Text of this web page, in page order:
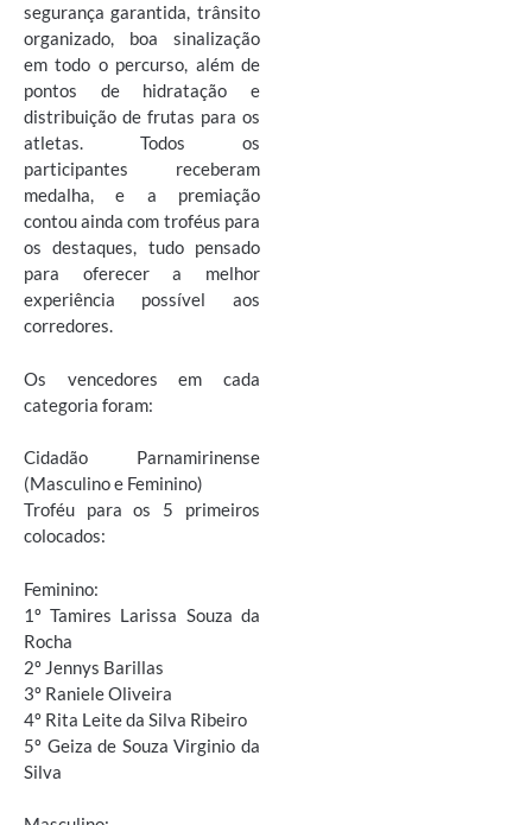
segurança garantida, trânsito
organizado, boa sinalização
em todo o percurso, além de
pontos de hidratação e
distribuição de frutas para os
atletas. Todos os
participantes receberam
medalha, e a premiação
contou ainda com troféus para
os destaques, tudo pensado
para oferecer a melhor
experiência possível aos
corredores.
Os vencedores em cada
categoria foram:
Cidadão Parnamirinense
(Masculino e Feminino)
Troféu para os 5 primeiros
colocados:
Feminino:
1º Tamires Larissa Souza da
Rocha
2º Jennys Barillas
3º Raniele Oliveira
4º Rita Leite da Silva Ribeiro
5º Geiza de Souza Virginio da
Silva